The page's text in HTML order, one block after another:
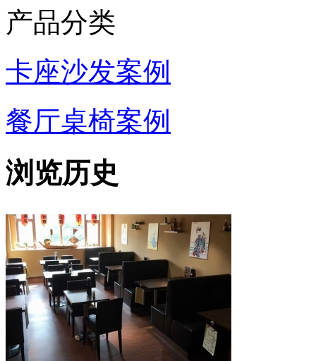
产品分类
卡座沙发案例
餐厅桌椅案例
浏览历史